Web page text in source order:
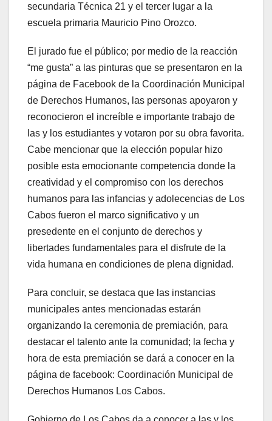
secundaria Técnica 21 y el tercer lugar a la
escuela primaria Mauricio Pino Orozco.
El jurado fue el público; por medio de la reacción
“me gusta” a las pinturas que se presentaron en la
página de Facebook de la Coordinación Municipal
de Derechos Humanos, las personas apoyaron y
reconocieron el increíble e importante trabajo de
las y los estudiantes y votaron por su obra favorita.
Cabe mencionar que la elección popular hizo
posible esta emocionante competencia donde la
creatividad y el compromiso con los derechos
humanos para las infancias y adolecencias de Los
Cabos fueron el marco significativo y un
presedente en el conjunto de derechos y
libertades fundamentales para el disfrute de la
vida humana en condiciones de plena dignidad.
Para concluir, se destaca que las instancias
municipales antes mencionadas estarán
organizando la ceremonia de premiación, para
destacar el talento ante la comunidad; la fecha y
hora de esta premiación se dará a conocer en la
página de facebook: Coordinación Municipal de
Derechos Humanos Los Cabos.